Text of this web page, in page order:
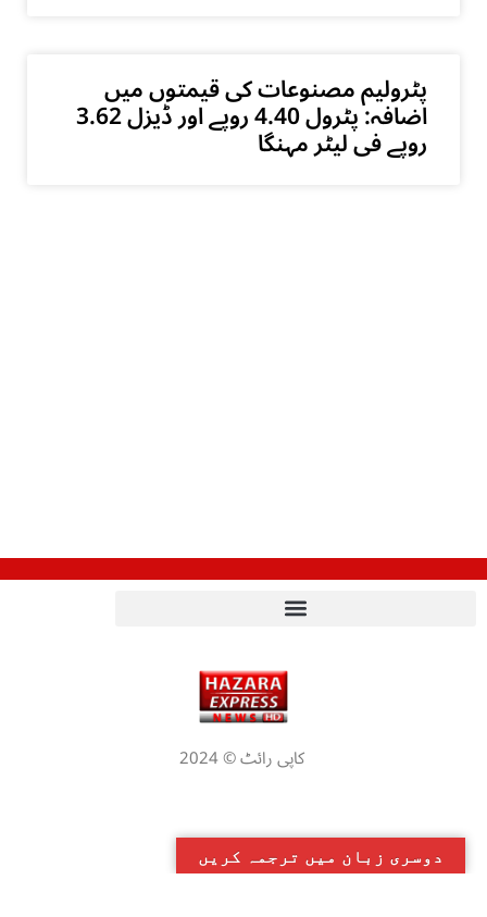
پٹرولیم مصنوعات کی قیمتوں میں
اضافہ: پٹرول 4.40 روپے اور ڈیزل 3.62
روپے فی لیٹر مہنگا
کاپی رائٹ © 2024
دوسری زبان میں ترجمہ کریں